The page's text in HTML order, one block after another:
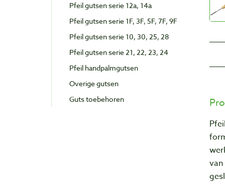
Pfeil gutsen serie 12a, 14a
Pfeil gutsen serie 1F, 3F, 5F, 7F, 9F
Pfeil gutsen serie 10, 30, 25, 28
Pfeil gutsen serie 21, 22, 23, 24
Pfeil handpalmgutsen
Overige gutsen
Guts toebehoren